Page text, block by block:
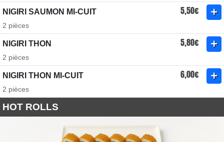
NIGIRI SAUMON MI-CUIT 5,50€
2 pièces
NIGIRI THON 5,80€
2 pièces
NIGIRI THON MI-CUIT 6,00€
2 pièces
HOT ROLLS